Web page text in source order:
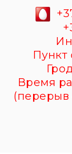
Пункт
Время
(перерыв